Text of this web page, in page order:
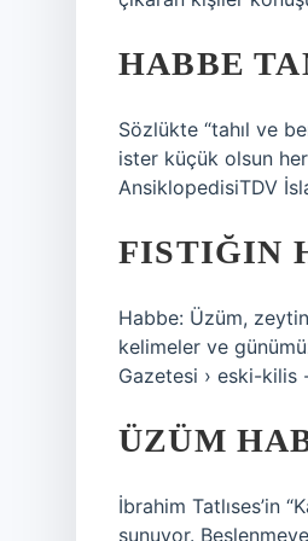
HABBE
Sözlükte “tahıl ve
ister küçük olsun
AnsiklopedisiTDV
FISTIĞIN
Habbe: Üzüm,
kelimeler ve
Gazetesi › eski-
ÜZÜM
İbrahim Tatlıses’in
sunuyor.